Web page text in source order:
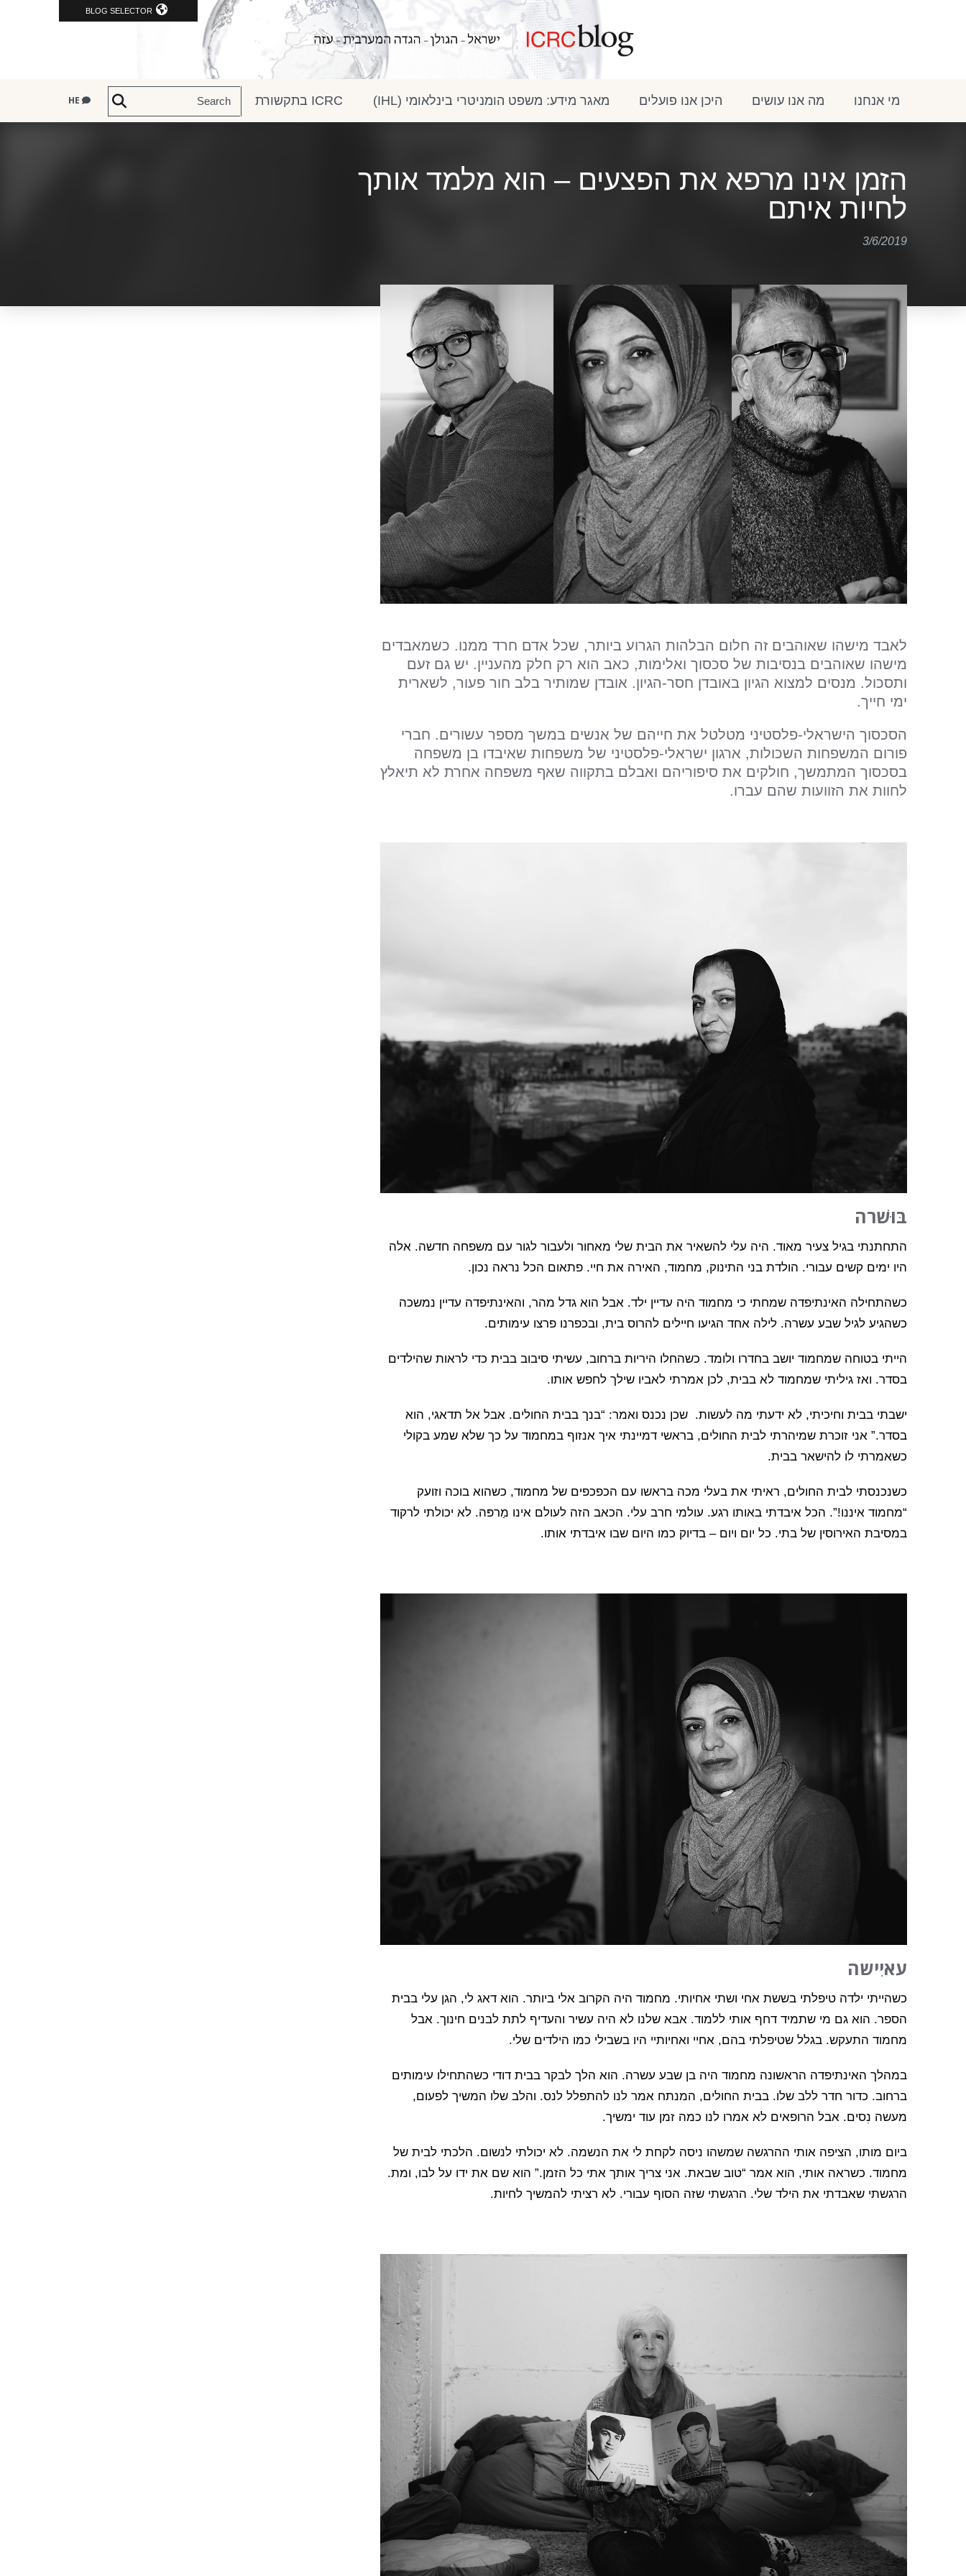
BLOG SELECTOR
מי אנחנו מה אנו עושים היכן אנו פועלים מאגר מידע: משפט הומניטרי בינלאומי (IHL) ICRC בתקשורת
הזמן אינו מרפא את הפצעים – הוא מלמד אותך
לחיות איתם
3/6/2019
לאבד מישהו שאוהבים זה חלום הבלהות הגרוע ביותר, שכל אדם חרד ממנו. כשמאבדים
מישהו שאוהבים בנסיבות של סכסוך ואלימות, כאב הוא רק חלק מהעניין. יש גם זעם
ותסכול. מנסים למצוא הגיון באובדן חסר-הגיון. אובדן שמותיר בלב חור פעור, לשארית
ימי חייך.
הסכסוך הישראלי-פלסטיני מטלטל את חייהם של אנשים במשך מספר עשורים. חברי
פורום המשפחות השכולות, ארגון ישראלי-פלסטיני של משפחות שאיבדו בן משפחה
בסכסוך המתמשך, חולקים את סיפוריהם ואבלם בתקווה שאף משפחה אחרת לא תיאלץ
לחוות את הזוועות שהם עברו.
בּוּשׁרה
התחתנתי בגיל צעיר מאוד. היה עלי להשאיר את הבית שלי מאחור ולעבור לגור עם משפחה חדשה. אלה
היו ימים קשים עבורי. הולדת בני התינוק, מחמוד, האירה את חיי. פתאום הכל נראה נכון.
כשהתחילה האינתיפדה שמחתי כי מחמוד היה עדיין ילד. אבל הוא גדל מהר, והאינתיפדה עדיין נמשכה
כשהגיע לגיל שבע עשרה. לילה אחד הגיעו חיילים להרוס בית, ובכפרנו פרצו עימותים.
הייתי בטוחה שמחמוד יושב בחדרו ולומד. כשהחלו היריות ברחוב, עשיתי סיבוב בבית כדי לראות שהילדים
בסדר. ואז גיליתי שמחמוד לא בבית, לכן אמרתי לאביו שילך לחפש אותו.
ישבתי בבית וחיכיתי, לא ידעתי מה לעשות. שכן נכנס ואמר: “בנך בבית החולים. אבל אל תדאגי, הוא
בסדר.” אני זוכרת שמיהרתי לבית החולים, בראשי דמיינתי איך אנזוף במחמוד על כך שלא שמע בקולי
כשאמרתי לו להישאר בבית.
כשנכנסתי לבית החולים, ראיתי את בעלי מכה בראשו עם הכפכפים של מחמוד, כשהוא בוכה וזועק
“מחמוד איננו!”. הכל איבדתי באותו רגע. עולמי חרב עלי. הכאב הזה לעולם אינו מַרפּה. לא יכולתי לרקוד
במסיבת האירוסין של בתי. כל יום ויום – בדיוק כמו היום שבו איבדתי אותו.
עאיִישה
כשהייתי ילדה טיפלתי בששת אחי ושתי אחיותי. מחמוד היה הקרוב אלי ביותר. הוא דאג לי, הגן עלי בבית
הספר. הוא גם מי שתמיד דחף אותי ללמוד. אבא שלנו לא היה עשיר והעדיף לתת לבנים חינוך. אבל
מחמוד התעקש. בגלל שטיפלתי בהם, אחיי ואחיותיי היו בשבילי כמו הילדים שלי.
במהלך האינתיפדה הראשונה מחמוד היה בן שבע עשרה. הוא הלך לבקר בבית דודי כשהתחילו עימותים
ברחוב. כדור חדר ללב שלו. בבית החולים, המנתח אמר לנו להתפלל לנס. והלב שלו המשיך לפעום,
מעשה נִסים. אבל הרופאים לא אמרו לנו כמה זמן עוד ימשיך.
ביום מותו, הציפה אותי ההרגשה שמשהו ניסה לקחת לי את הנשמה. לא יכולתי לנשום. הלכתי לבית של
מחמוד. כשראה אותי, הוא אמר “טוב שבאת. אני צריך אותך אתי כל הזמן.” הוא שם את ידו על לבו, ומת.
הרגשתי שאבדתי את הילד שלי. הרגשתי שזה הסוף עבורי. לא רציתי להמשיך לחיות.